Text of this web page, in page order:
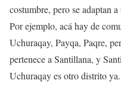
costumbre, pero se adaptan
Por ejemplo, acá hay de
Uchuraqay, Payqa, Paqre,
pertenece a Santillana, y
Uchuraqay es otro distrito ya.